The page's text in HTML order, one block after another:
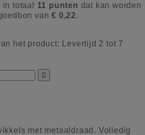
totaal 11 punten dat kan worden
van€ 0,22.
het product:
Levertijd 2 tot 7

met metaaldraad. Volledig